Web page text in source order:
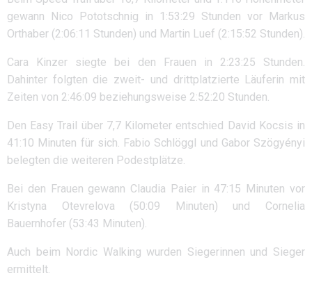
gewann Nico Pototschnig in 1:53:29 Stunden vor Markus
Orthaber (2:06:11 Stunden) und Martin Luef (2:15:52 Stunden).
Cara Kinzer siegte bei den Frauen in 2:23:25 Stunden.
Dahinter folgten die zweit- und drittplatzierte Läuferin mit
Zeiten von 2:46:09 beziehungsweise 2:52:20 Stunden.
Den Easy Trail über 7,7 Kilometer entschied David Kocsis in
41:10 Minuten für sich. Fabio Schlöggl und Gabor Szögyényi
belegten die weiteren Podestplätze.
Bei den Frauen gewann Claudia Paier in 47:15 Minuten vor
Kristyna Otevrelova (50:09 Minuten) und Cornelia
Bauernhofer (53:43 Minuten).
Auch beim Nordic Walking wurden Siegerinnen und Sieger
ermittelt.